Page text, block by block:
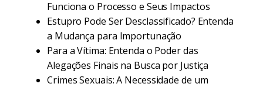
Funciona o Processo e Seus Impactos
Estupro Pode Ser Desclassificado? Entenda
a Mudança para Importunação
Para a Vítima: Entenda o Poder das
Alegações Finais na Busca por Justiça
Crimes Sexuais: A Necessidade de um